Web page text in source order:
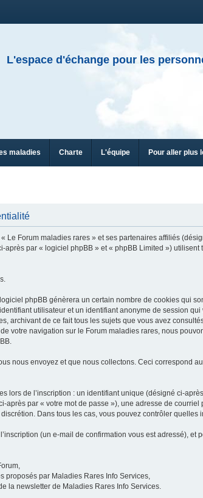
L'espace d'échange pour les
maladies Charte L'équipe Pour aller plus
Forum maladies rares » et ses partenaires affiliés
par « logiciel phpBB » et « phpBB Limited »)
phpBB génèrera un certain nombre de cookies qui
utilisateur et un identifiant anonyme de session
archivant de ce fait tous les sujets que vous avez
votre navigation sur le Forum maladies rares, nous
nous envoyez et que nous collectons. Ceci correspond
lors de l’inscription : un identifiant unique (désigné ci-
après par « votre mot de passe »), une adresse de
Dans tous les cas, vous pouvez contrôler
(un e-mail de confirmation vous est adressé),
proposés par Maladies Rares Info Services,
la newsletter de Maladies Rares Info Services.